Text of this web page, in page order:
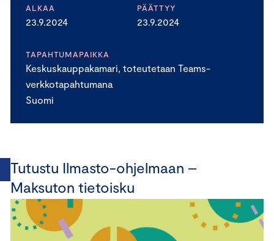
ALKAA
23.9.2024
PÄÄTTYY
23.9.2024
TAPAHTUMAPAIKKA
Keskuskauppakamari, toteutetaan Teams-
verkkotapahtumana
Suomi
Tutustu Ilmasto-ohjelmaan –
Maksuton tietoisku